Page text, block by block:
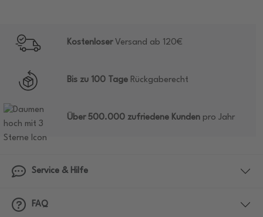
KostenloserVersand ab 120€
Bis zu 100 Tage Rückgaberecht
Über 500.000 zufriedene Kunden pro Jahr
Service & Hilfe
FAQ